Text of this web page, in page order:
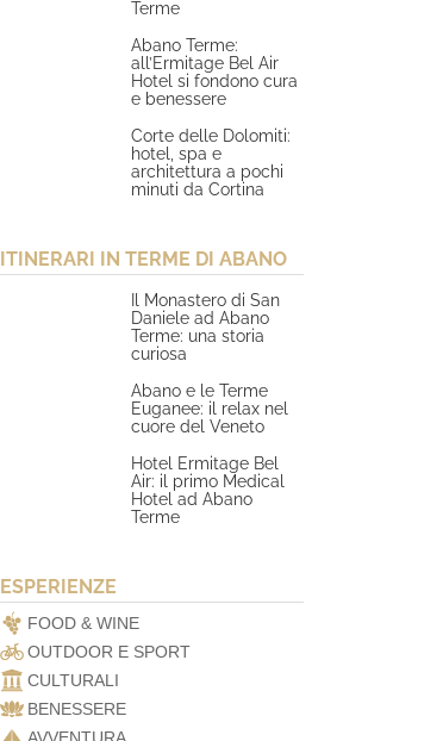
Terme
Abano Terme:
all’Ermitage Bel Air
Hotel si fondono cura
e benessere
Corte delle Dolomiti:
hotel, spa e
architettura a pochi
minuti da Cortina
ITINERARI IN TERME DI ABANO
Il Monastero di San
Daniele ad Abano
Terme: una storia
curiosa
Abano e le Terme
Euganee: il relax nel
cuore del Veneto
Hotel Ermitage Bel
Air: il primo Medical
Hotel ad Abano
Terme
ESPERIENZE
FOOD & WINE
OUTDOOR E SPORT
CULTURALI
BENESSERE